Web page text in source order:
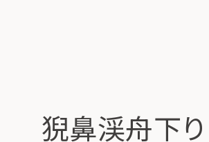
猊鼻渓舟下り